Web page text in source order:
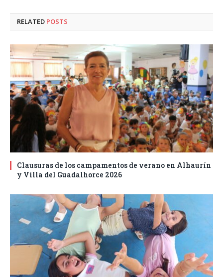
RELATED POSTS
Clausuras de los campamentos de verano en Alhaurín
y Villa del Guadalhorce 2026